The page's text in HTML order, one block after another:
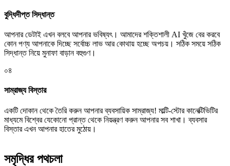
বুদ্ধিদীপ্ত সিদ্ধান্ত
আপনার ডেটাই এখন বলবে আপনার ভবিষ্যৎ। আমাদের শক্তিশালী AI খুঁজে বের করবে
কোন পণ্য আপনাকে দিচ্ছে সর্বোচ্চ লাভ আর কোথায় হচ্ছে অপচয়। সঠিক সময়ে সঠিক
সিদ্ধান্ত নিয়ে মুনাফা বাড়ান বহুগুণ।
০৪
সাম্রাজ্য বিস্তার
একটি দোকান থেকে তৈরি করুন আপনার ব্যবসায়িক সাম্রাজ্য! মাল্টি-স্টোর কানেক্টিভিটির
মাধ্যমে বিশ্বের যেকোনো প্রান্ত থেকে নিয়ন্ত্রণ করুন আপনার সব শাখা। ব্যবসার
বিস্তার এখন আপনার হাতের মুঠোয়।
সমৃদ্ধির পথচলা